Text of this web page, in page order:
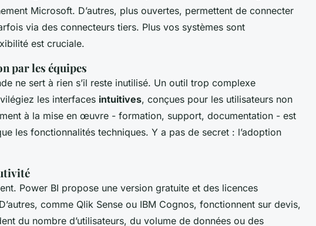
Microsoft. D’autres, plus ouvertes, permettent de connecter
via des connecteurs tiers. Plus vos systèmes sont
est cruciale.
par les équipes
ne sert à rien s’il reste inutilisé. Un outil trop complexe
les interfaces intuitives, conçues pour les utilisateurs non
à la mise en œuvre - formation, support, documentation - est
les fonctionnalités techniques. Y a pas de secret : l’adoption
Power BI propose une version gratuite et des licences
comme Qlik Sense ou IBM Cognos, fonctionnent sur devis,
du nombre d’utilisateurs, du volume de données ou des